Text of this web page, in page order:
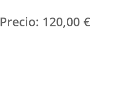
Precio: 120,00 €